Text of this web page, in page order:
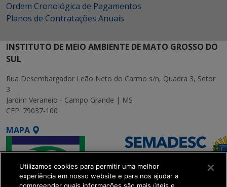
Ordem Cronológica de Pagamentos
Planos de Contratações Anuais
INSTITUTO DE MEIO AMBIENTE DE MATO GROSSO DO
SUL
Rua Desembargador Leão Neto do Carmo s/n, Quadra 3, Setor
3
Jardim Veraneio - Campo Grande | MS
CEP: 79037-100
MAPA
Utilizamos cookies para permitir uma melhor
experiência em nosso website e para nos ajudar a